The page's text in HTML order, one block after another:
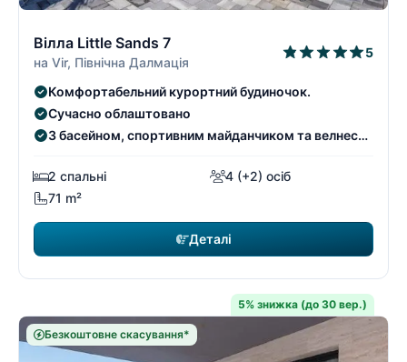
Вілла Little Sands 7
на Vir, Північна Далмація
5
Комфортабельний курортний будиночок.
Сучасно облаштовано
З басейном, спортивним майданчиком та велнес-
2 спальні
4 (+2) осіб
71 m²
Деталі
5% знижка (до 30 вер.)
Безкоштовне скасування*